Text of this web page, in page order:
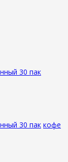
30 пак
30 пак кофе